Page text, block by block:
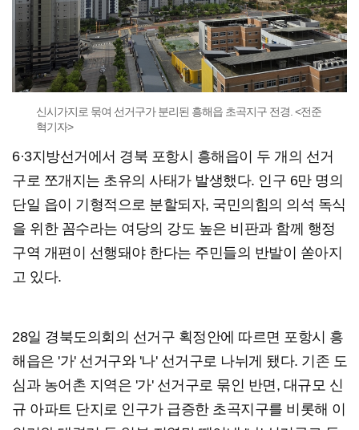
신시가지로 묶여 선거구가 분리된 흥해읍 초곡지구 전경. <전준
혁기자>
6·3지방선거에서 경북 포항시 흥해읍이 두 개의 선거
구로 쪼개지는 초유의 사태가 발생했다. 인구 6만 명의
단일 읍이 기형적으로 분할되자, 국민의힘의 의석 독식
을 위한 꼼수라는 여당의 강도 높은 비판과 함께 행정
구역 개편이 선행돼야 한다는 주민들의 반발이 쏟아지
고 있다.
28일 경북도의회의 선거구 획정안에 따르면 포항시 흥
해읍은 '가' 선거구와 '나' 선거구로 나뉘게 됐다. 기존 도
심과 농어촌 지역은 '가' 선거구로 묶인 반면, 대규모 신
규 아파트 단지로 인구가 급증한 초곡지구를 비롯해 이